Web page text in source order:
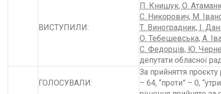
ВИСТУПИЛИ:
П. Книшук, О.
С. Никорович, М.
Т. Виноградник, І.
О. Тебешевська, А.
С. Федорців, Ю.
депутати обласної
ГОЛОСУВАЛИ:
За прийняття проєкту
– 64, “проти” – 0,